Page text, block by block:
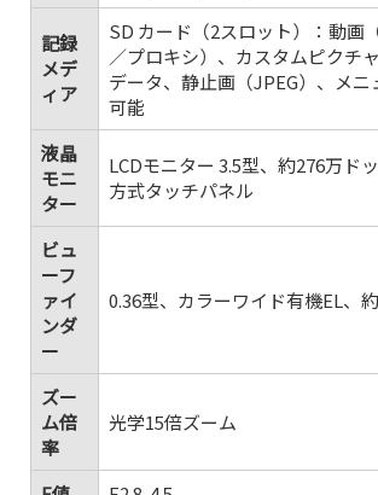
記録
メデ
ィア
SD カード（2スロット）：動画
／プロキシ）、カスタムピクチ
データ、静止画（JPEG）、メ
可能
液晶
モニ
ター
LCDモニター 3.5型、約276万ド
方式タッチパネル
ビュ
ーフ
ァイ
ンダ
ー
0.36型、カラーワイド有機EL、
ズー
ム倍
率
光学15倍ズーム